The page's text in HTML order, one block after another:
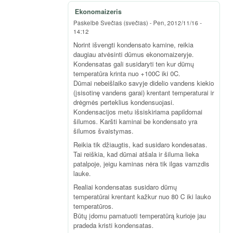
Ekonomaizeris
Paskelbė Svečias (svečias) - Pen, 2012/11/16 -
14:12
Norint išvengti kondensato kamine, reikia
daugiau atvėsinti dūmus ekonomaizeryje.
Kondensatas gali susidaryti ten kur dūmų
temperatūra krinta nuo +100C iki 0C.
Dūmai nebeišlaiko savyje didelio vandens kiekio
(įsisotinę vandens garai) krentant temperaturai ir
drėgmės perteklius kondensuojasi.
Kondensacijos metu išsiskiriama papildomai
šilumos. Karšti kaminai be kondensato yra
šilumos švaistymas.
Reikia tik džiaugtis, kad susidaro kondesatas.
Tai reiškia, kad dūmai atšala ir šiluma lieka
patalpoje, jeigu kaminas nėra tik ilgas vamzdis
lauke.
Realiai kondensatas susidaro dūmų
temperatūrai krentant kažkur nuo 80 C iki lauko
temperatūros.
Būtų įdomu pamatuoti temperatūrą kurioje jau
pradeda kristi kondensatas.